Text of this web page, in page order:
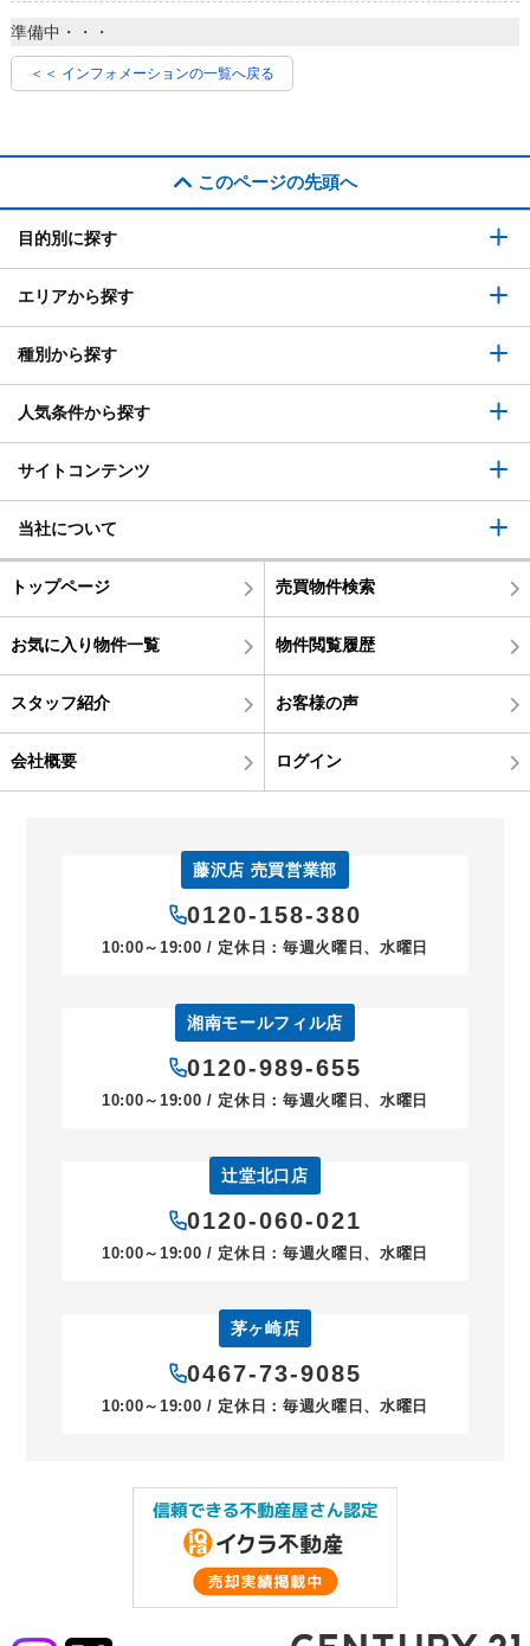
準備中・・・
＜＜ インフォメーションの一覧へ戻る
このページの先頭へ
目的別に探す
エリアから探す
種別から探す
人気条件から探す
サイトコンテンツ
当社について
トップページ 売買物件検索
お気に入り物件一覧 物件閲覧履歴
スタッフ紹介 お客様の声
会社概要 ログイン
藤沢店 売買営業部
0120-158-380
10:00～19:00 / 定休日：毎週火曜日、水曜日
湘南モールフィル店
0120-989-655
10:00～19:00 / 定休日：毎週火曜日、水曜日
辻堂北口店
0120-060-021
10:00～19:00 / 定休日：毎週火曜日、水曜日
茅ヶ崎店
0467-73-9085
10:00～19:00 / 定休日：毎週火曜日、水曜日